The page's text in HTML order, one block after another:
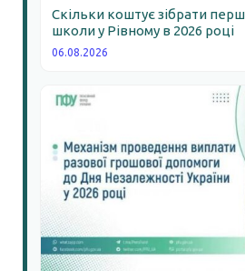
Скільки коштує зібрати
школи у Рівному в 2026 році
06.08.2026